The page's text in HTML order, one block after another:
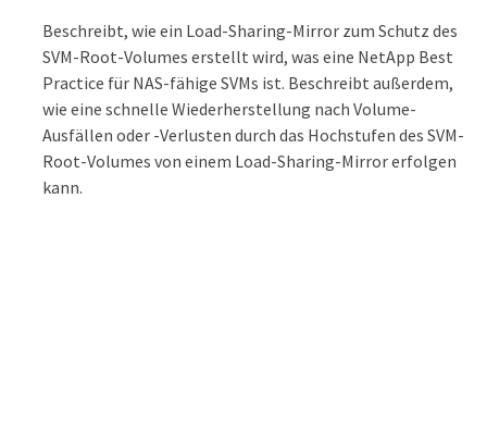
Beschreibt, wie ein Load-Sharing-Mirror zum Schutz des
SVM-Root-Volumes erstellt wird, was eine NetApp Best
Practice für NAS-fähige SVMs ist. Beschreibt außerdem,
wie eine schnelle Wiederherstellung nach Volume-
Ausfällen oder -Verlusten durch das Hochstufen des SVM-
Root-Volumes von einem Load-Sharing-Mirror erfolgen
kann.